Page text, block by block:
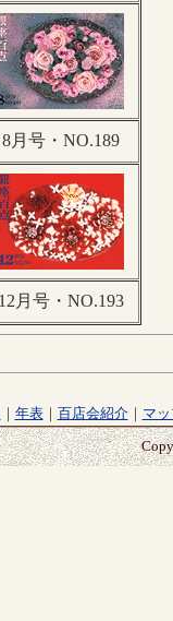
8月号・NO.189
12月号・NO.193
｜ 年表｜ 百店会紹介｜ マ